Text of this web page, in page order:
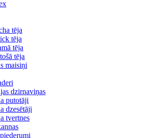
tēja
tēja
tēja
tēja
maisiņi
dzirnaviņas
putotāji
dzesētāji
tvertnes